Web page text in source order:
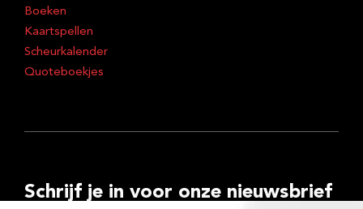
Boeken
Kaartspellen
Scheurkalender
Quoteboekjes
Schrijf je in voor onze nieuwsbrief